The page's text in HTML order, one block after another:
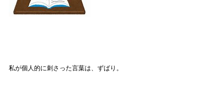
私が個人的に刺さった言葉は、ずばり。